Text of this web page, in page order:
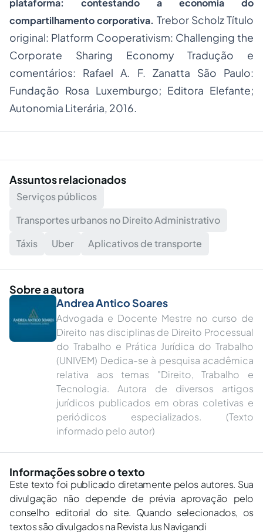
plataforma: contestando a economia do
compartilhamento corporativa. Trebor Scholz Título
original: Platform Cooperativism: Challenging the
Corporate Sharing Economy Tradução e
comentários: Rafael A. F. Zanatta São Paulo:
Fundação Rosa Luxemburgo; Editora Elefante;
Autonomia Literária, 2016.
Assuntos relacionados
Serviços públicos
Transportes urbanos no Direito Administrativo
Táxis
Uber Aplicativos de transporte
Sobre a autora
Andrea Antico Soares
Advogada e Docente Mestre no curso de
Direito nas disciplinas de Direito Processual
do Trabalho e Prática Jurídica do Trabalho
(UNIVEM) Dedica-se à pesquisa acadêmica
relativa aos temas "Direito, Trabalho e
Tecnologia. Autora de diversos artigos
jurídicos publicados em obras coletivas e
periódicos especializados. (Texto
informado pelo autor)
Informações sobre o texto
Este texto foi publicado diretamente pelos autores. Sua
divulgação não depende de prévia aprovação pelo
conselho editorial do site. Quando selecionados, os
textos são divulgados na Revista Jus Navigandi